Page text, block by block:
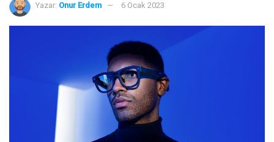
Yazar: Onur Erdem 6 Ocak 2023